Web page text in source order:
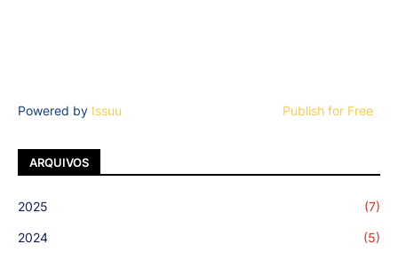
Powered by Issuu Publish for Free
ARQUIVOS
2025 (7)
2024 (5)